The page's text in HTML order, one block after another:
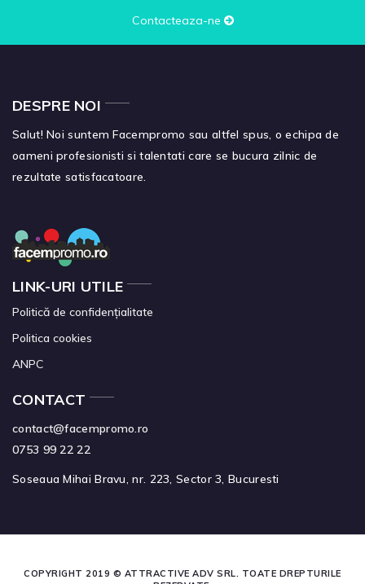
Contacteaza-ne
DESPRE NOI
Salut! Noi suntem Facempromo sau altfel spus, o echipa de
oameni profesionisti si talentati care se bucura zilnic de
rezultate satisfacatoare.
LINK-URI UTILE
Politică de confidențialitate
Politica cookies
ANPC
CONTACT
contact@facempromo.ro
0753 99 22 22
Soseaua Mihai Bravu, nr. 223, Sector 3, Bucuresti
COPYRIGHT 2019 © ATTRACTIVE ADV SRL. TOATE DREPTURILE